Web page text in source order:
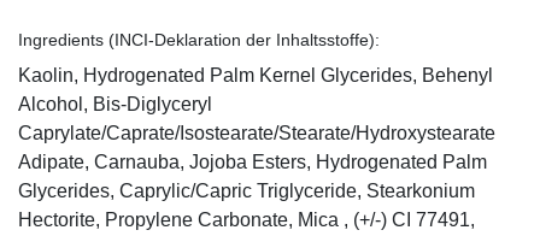
Ingredients (INCI-Deklaration der Inhaltsstoffe):
Kaolin, Hydrogenated Palm Kernel Glycerides, Behenyl
Alcohol, Bis-Diglyceryl
Caprylate/Caprate/Isostearate/Stearate/Hydroxystearate
Adipate, Carnauba, Jojoba Esters, Hydrogenated Palm
Glycerides, Caprylic/Capric Triglyceride, Stearkonium
Hectorite, Propylene Carbonate, Mica , (+/-) CI 77491,